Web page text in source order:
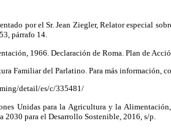
por el Sr. Jean Ziegler, Relator especial
párrafo 14.
1966. Declaración de Roma. Plan de
Familiar del Parlatino. Para más información,
detail/es/c/335481/
Unidas para la Agricultura y la
2030 para el Desarrollo Sostenible, 2016, s/p.